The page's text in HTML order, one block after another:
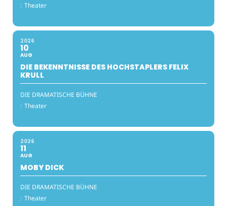
: Theater
2026
10
AUG
DIE BEKENNTNISSE DES HOCHSTAPLERS FELIX
KRULL
DIE DRAMATISCHE BÜHNE
: Theater
2026
11
AUG
MOBY DICK
DIE DRAMATISCHE BÜHNE
: Theater